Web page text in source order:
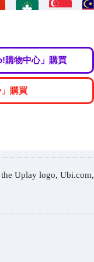
購物中心」購買
購買
Uplay logo, Ubi.com,